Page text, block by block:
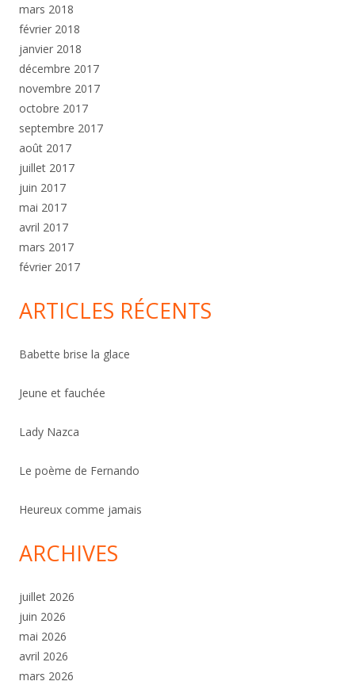
mars 2018
février 2018
janvier 2018
décembre 2017
novembre 2017
octobre 2017
septembre 2017
août 2017
juillet 2017
juin 2017
mai 2017
avril 2017
mars 2017
février 2017
ARTICLES RÉCENTS
Babette brise la glace
Jeune et fauchée
Lady Nazca
Le poème de Fernando
Heureux comme jamais
ARCHIVES
juillet 2026
juin 2026
mai 2026
avril 2026
mars 2026